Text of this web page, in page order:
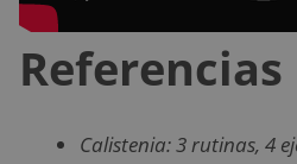
Referencias
Calistenia: 3 rutinas, 4